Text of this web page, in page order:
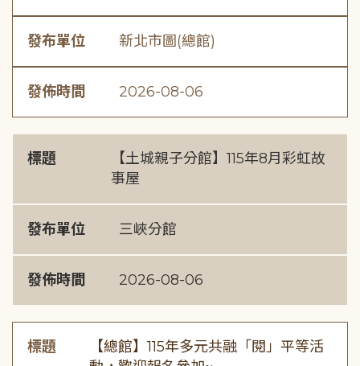
發布單位 新北市圖(總館)
發佈時間 2026-08-06
標題
【土城親子分館】115年8月彩虹故
事屋
發布單位 三峽分館
發佈時間 2026-08-06
標題
【總館】115年多元共融「閱」平等活